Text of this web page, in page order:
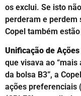
os exclui. Se isto
perderam e perdem
Copel também
Unificação de
que visava ao
da bolsa B3”, a
ações preferenciais